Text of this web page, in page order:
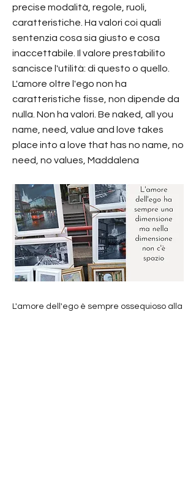
precise modalità, regole, ruoli,
caratteristiche. Ha valori coi quali
sentenzia cosa sia giusto e cosa
inaccettabile. Il valore prestabilito
sancisce l'utilità: di questo o quello.
L'amore oltre l'ego non ha
caratteristiche fisse, non dipende da
nulla. Non ha valori. Be naked, all you
name, need, value and love takes
place into a love that has no name, no
need, no values, Maddalena
L'amore dell'ego è sempre ossequioso alla